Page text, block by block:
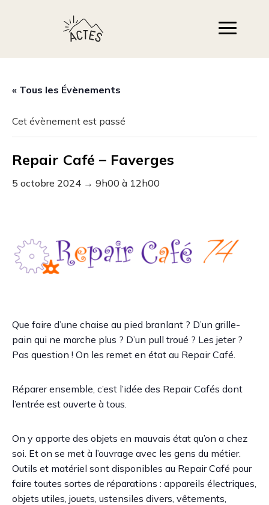
« Tous les Évènements
Cet évènement est passé
Repair Café – Faverges
5 octobre 2024 → 9h00 à 12h00
Que faire d’une chaise au pied branlant ? D’un grille-
pain qui ne marche plus ? D’un pull troué ? Les jeter ?
Pas question ! On les remet en état au Repair Café.
Réparer ensemble, c’est l’idée des Repair Cafés dont
l’entrée est ouverte à tous.
On y apporte des objets en mauvais état qu’on a chez
soi. Et on se met à l’ouvrage avec les gens du métier.
Outils et matériel sont disponibles au Repair Café pour
faire toutes sortes de réparations : appareils électriques,
objets utiles, jouets, ustensiles divers, vêtements,